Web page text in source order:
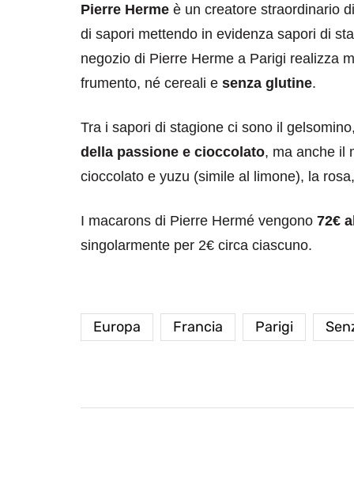
Pierre Herme è un creatore straordinario di
di sapori mettendo in evidenza sapori di
negozio di Pierre Herme a Parigi realizza
frumento, né cereali e senza glutine.
Tra i sapori di stagione ci sono il
della passione e cioccolato, ma anche il
cioccolato e yuzu (simile al limone), la
I macarons di Pierre Hermé vengono 72€
singolarmente per 2€ circa ciascuno.
Europa Francia Parigi